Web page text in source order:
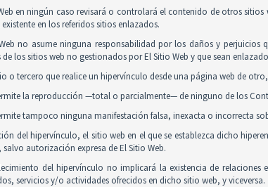
en ningún caso revisará o controlará el contenido de otros
en los referidos sitios enlazados.
no asume ninguna responsabilidad por los daños y
de los sitios web no gestionados por El Sitio Web y que sean
o tercero que realice un hipervínculo desde una página web de
la reproducción —total o parcialmente— de ninguno de los
tampoco ninguna manifestación falsa, inexacta o incorrecta
del hipervínculo, el sitio web en el que se establezca dicho
salvo autorización expresa de El Sitio Web.
del hipervínculo no implicará la existencia de
servicios y/o actividades ofrecidos en dicho sitio web, y viceversa.